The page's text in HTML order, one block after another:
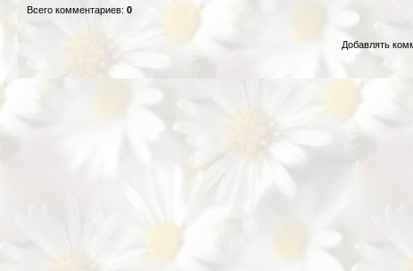
Всего комментариев: 0
Добавлять